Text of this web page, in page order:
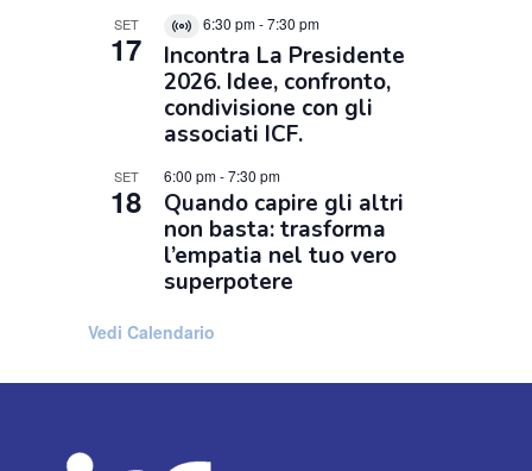
SET
17
Virtual
Evento
6:30 pm-7:30 pm
Incontra La Presidente
2026. Idee, confronto,
condivisione con gli
associati ICF.
SET
18
6:00 pm-7:30 pm
Quando capire gli altri
non basta: trasforma
l’empatia nel tuo vero
superpotere
Vedi Calendario